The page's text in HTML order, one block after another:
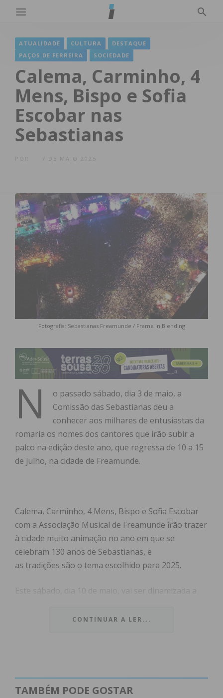
ATUALIDADE CULTURA
DESTAQUE
PAÇOS DE FERREIRA
SOCIEDADE
Calema, Carminho, 4
Mens, Bispo e Sofia
Escobar nas
Sebastianas
7 DE MAIO 2025
Fotografia: Sebastianas Freamunde / Frame In Blending
N
o passado sábado, dia 3 de maio, a
Comissão das Sebastianas deu a
conhecer aos milhares de entusiastas da
romaria os nomes dos cantores que irão subir a
palco na edição deste ano, que regressa de 10 a 15
de julho, na cidade de Freamunde.
Calema, Carminho, 4 Mens, Bispo e Sofia Escobar
com a Associação Musical de Freamunde irão trazer
à cidade muito animação no ano em que se
celebram 130 anos de Sebastianas, e
as tradições são o tema escolhido para 2025.
Este sábado, dia 10 de maio, vai ser dinamizada a
´s, no Pavilhão das Sebastianas.
CONTINUAR A LER...
TAMBÉM PODE GOSTAR